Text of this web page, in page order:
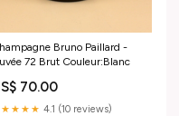
Bruno Paillard -
72 Brut Couleur:Blanc
70.00
4.1 (10 reviews)